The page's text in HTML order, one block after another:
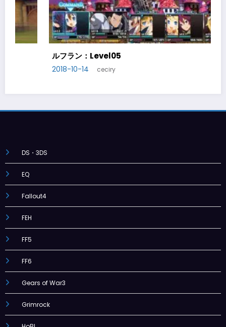
ルフラン：Level06
2018-10-20 ceciry
DS・3DS
EQ
Fallout4
FEH
FF5
FF6
Gears of War3
Grimrock